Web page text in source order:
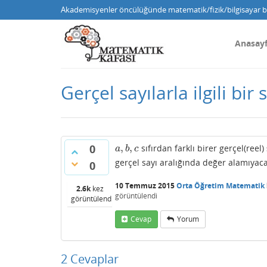
Akademisyenler öncülüğünde matematik/fizik/bilgisayar
Gerçel sayılarla ilgili bir
0
0
2.6kkez
görüntülendi
a, b, c
a,b,c sıfırdan farklı birer gerçel(reel)
gerçel sayı aralığında değer
10 Temmuz 2015Orta Öğretim Matematik
görüntülendi
Cevap Yorum
2 Cevaplar